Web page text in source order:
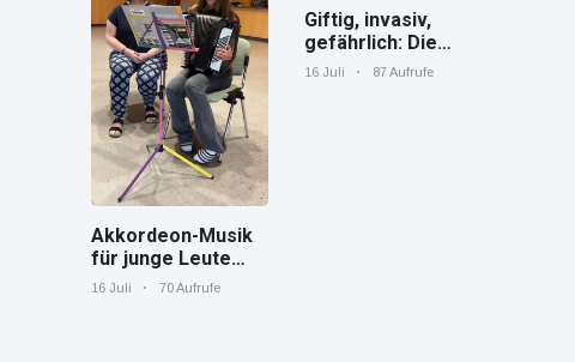
Akkordeon-Musik
für junge Leute
Jana von den
16 Juli 70 Aufrufe
Giftig, invasiv,
gefährlich: Die
Spaßverderber im
16 Juli 87 Aufrufe